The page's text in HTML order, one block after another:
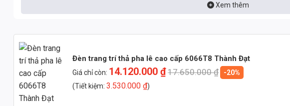
Đèn 6066T8 được chế tác từ những vật liệu cao cấp nhất, đảm bảo độ bền và tuổi thọ
độ bền vượt trội, có thể sử dụng trong nhiều năm mà không lo bị hư hỏng.
Phân Tích Kỹ Thuật Chi Tiết
Để đảm bảo chất lượng và hiệu suất tối ưu, đèn 6066T8 được trang bị những công
Vật Liệu và Cấu Tạo
Xem thêm
Đèn trang trí thả pha lê cao cấp 6066T8 Thành Đạt
Giá chỉ còn: 14.120.000₫17.650.000₫
-20%
(Tiết kiệm:3.530.000₫)